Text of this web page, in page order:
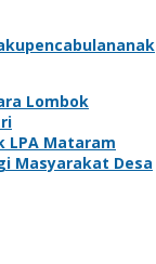
Lombok
LPA Mataram
Masyarakat Desa